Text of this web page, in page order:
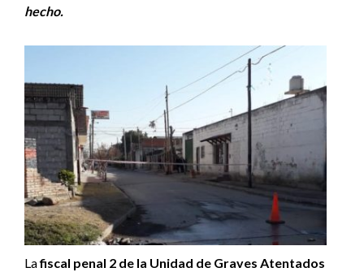
hecho.
Lafiscal penal 2 de la Unidad de Graves Atentados